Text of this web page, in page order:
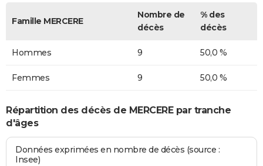
Famille MERCERE
Nombre de
décès
% des
décès
Hommes 9 50,0 %
Femmes 9 50,0 %
Répartition des décès de MERCERE par tranche
d'âges
Données exprimées en nombre de décès (source :
Insee)